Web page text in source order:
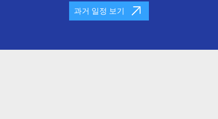
과거 일정 보기